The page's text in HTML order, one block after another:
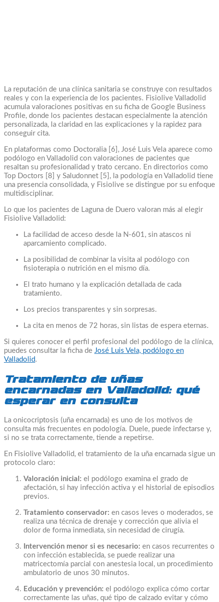
La reputación de una clínica sanitaria se construye con resultados
reales y con la experiencia de los pacientes. Fisiolive Valladolid
acumula valoraciones positivas en su ficha de Google Business
Profile, donde los pacientes destacan especialmente la atención
personalizada, la claridad en las explicaciones y la rapidez para
conseguir cita.
En plataformas como Doctoralia [6], José Luis Vela aparece como
podólogo en Valladolid con valoraciones de pacientes que
resaltan su profesionalidad y trato cercano. En directorios como
Top Doctors [8] y Saludonnet [5], la podología en Valladolid tiene
una presencia consolidada, y Fisiolive se distingue por su enfoque
multidisciplinar.
Lo que los pacientes de Laguna de Duero valoran más al elegir
Fisiolive Valladolid:
La facilidad de acceso desde la N-601, sin atascos ni
aparcamiento complicado.
La posibilidad de combinar la visita al podólogo con
fisioterapia o nutrición en el mismo día.
El trato humano y la explicación detallada de cada
tratamiento.
Los precios transparentes y sin sorpresas.
La cita en menos de 72 horas, sin listas de espera eternas.
Si quieres conocer el perfil profesional del podólogo de la clínica,
puedes consultar la ficha de José Luis Vela, podólogo en
Valladolid .
Tratamiento de uñas
encarnadas en Valladolid: qué
esperar en consulta
La onicocriptosis (uña encarnada) es uno de los motivos de
consulta más frecuentes en podología. Duele, puede infectarse y,
si no se trata correctamente, tiende a repetirse.
En Fisiolive Valladolid, el tratamiento de la uña encarnada sigue un
protocolo claro:
Valoración inicial: el podólogo examina el grado de
afectación, si hay infección activa y el historial de episodios
previos.
Tratamiento conservador: en casos leves o moderados, se
realiza una técnica de drenaje y corrección que alivia el
dolor de forma inmediata, sin necesidad de cirugía.
Intervención menor si es necesario: en casos recurrentes o
con infección establecida, se puede realizar una
matricectomía parcial con anestesia local, un procedimiento
ambulatorio de unos 30 minutos.
Educación y prevención: el podólogo explica cómo cortar
correctamente las uñas, qué tipo de calzado evitar y cómo